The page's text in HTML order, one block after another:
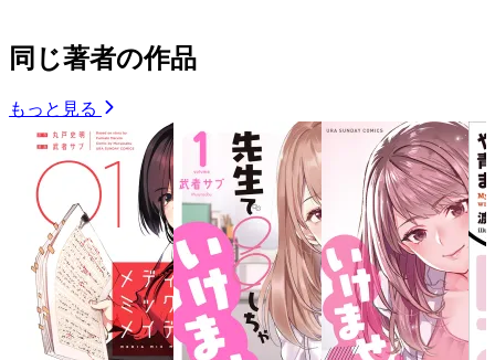
同じ著者の作品
もっと見る